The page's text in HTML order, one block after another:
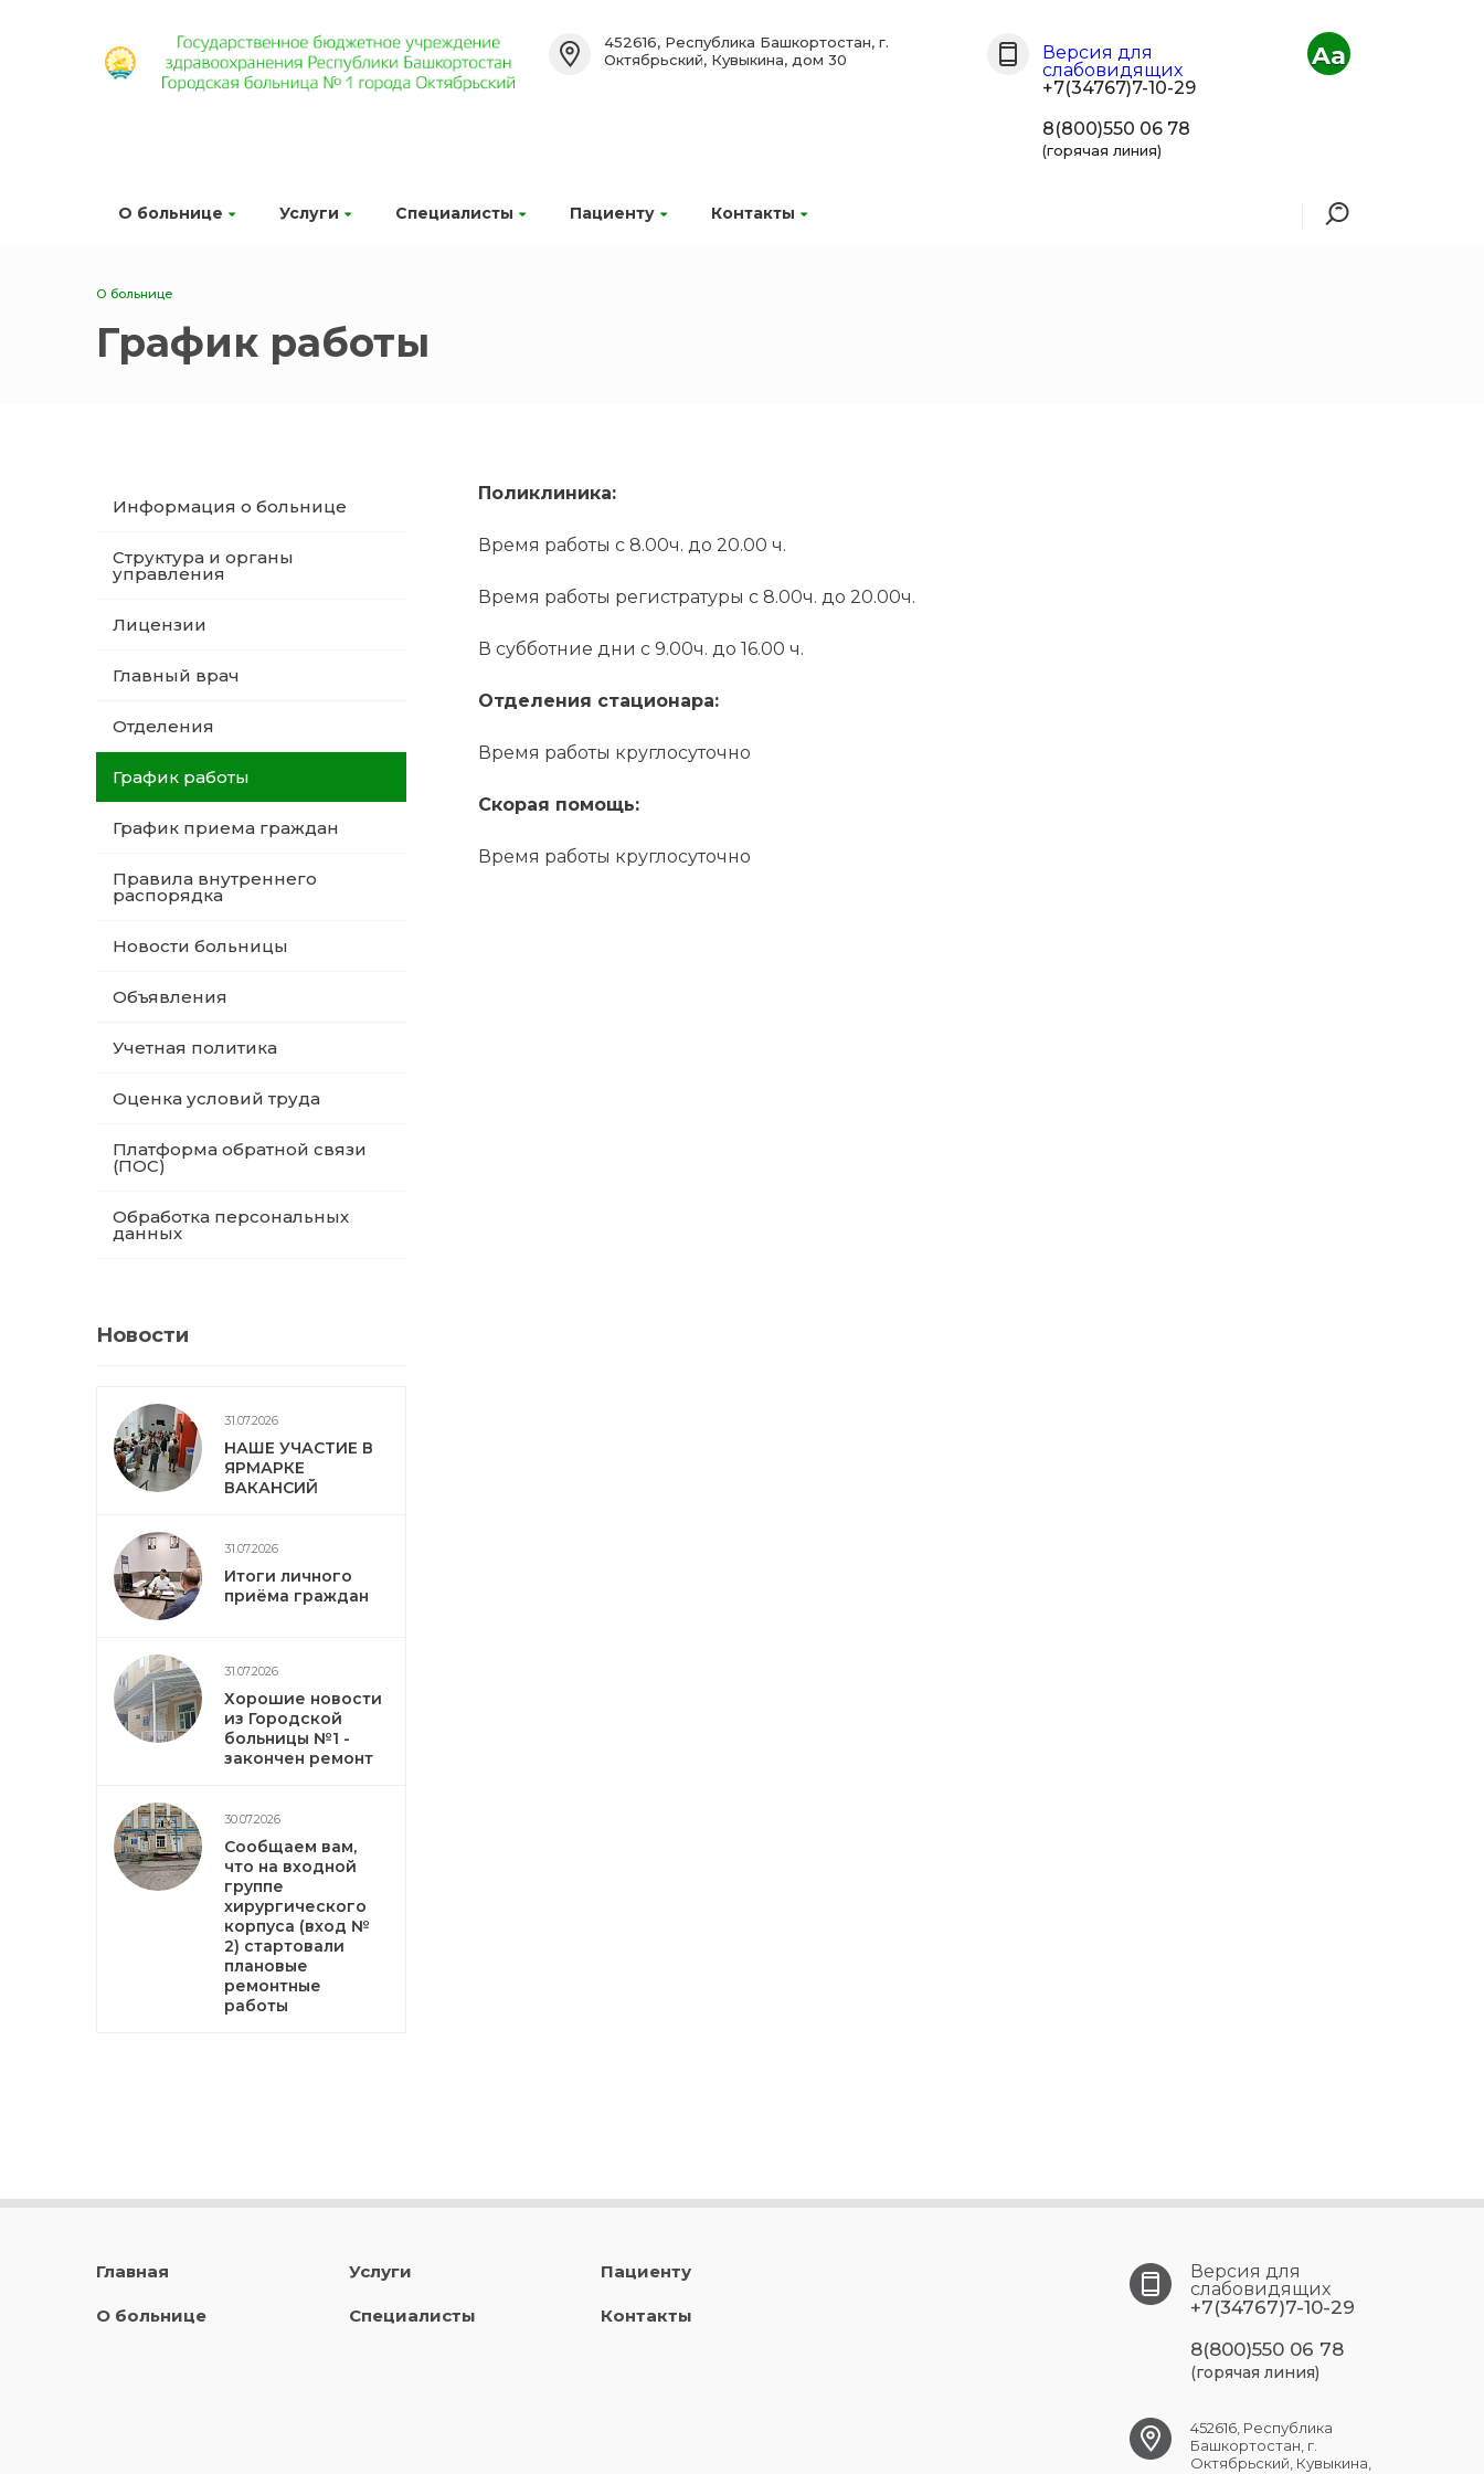
О больнице Услуги Специалисты Пациенту Контакты
452616, Республика Башкортостан, г.
Октябрьский, Кувыкина, дом 30
Версия для
слабовидящих
+7(34767)7-10-29
8(800)550 06 78
(горячая линия)
Aa
О больнице
График работы
Информация о больнице
Структура и органы
управления
Лицензии
Главный врач
Отделения
График работы
График приема граждан
Правила внутреннего
распорядка
Новости больницы
Объявления
Учетная политика
Оценка условий труда
Платформа обратной связи
(ПОС)
Обработка персональных
данных
Новости
31.07.2026
НАШЕ УЧАСТИЕ В
ЯРМАРКЕ
ВАКАНСИЙ
31.07.2026
Итоги личного
приёма граждан
31.07.2026
Хорошие новости
из Городской
больницы №1 -
закончен ремонт
30.07.2026
Сообщаем вам,
что на входной
группе
хирургического
корпуса (вход №
2) стартовали
плановые
ремонтные
работы
Поликлиника:
Время работы с 8.00ч. до 20.00 ч.
Время работы регистратуры с 8.00ч. до 20.00ч.
В субботние дни с 9.00ч. до 16.00 ч.
Отделения стационара:
Время работы круглосуточно
Скорая помощь:
Время работы круглосуточно
Главная
О больнице
Услуги
Специалисты
Пациенту
Контакты
Версия для
слабовидящих
+7(34767)7-10-29
8(800)550 06 78
(горячая линия)
452616, Республика
Башкортостан, г.
Октябрьский, Кувыкина,